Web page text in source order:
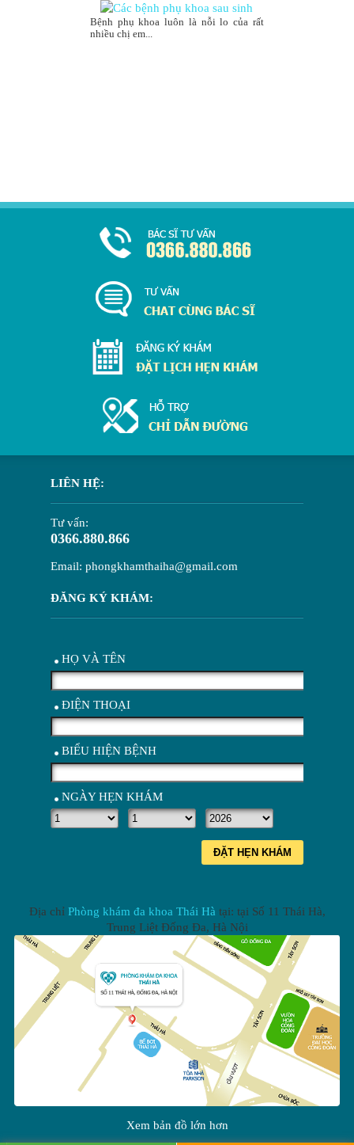
Bệnh phụ khoa luôn là nỗi lo của rất
nhiều chị em...
LIÊN HỆ:
Tư vấn:
0366.880.866
Email: phongkhamthaiha@gmail.com
ĐĂNG KÝ KHÁM:
HỌ VÀ TÊN
ĐIỆN THOẠI
BIỂU HIỆN BỆNH
NGÀY HẸN KHÁM
ĐẶT HẸN KHÁM
Địa chỉ Phòng khám đa khoa Thái Hà tại: tại Số 11 Thái Hà,
Trung Liệt Đống Đa, Hà Nội
Xem bản đồ lớn hơn